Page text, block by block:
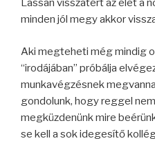
Lassan visszatért az élet a
minden jól megy akkor
Aki megteheti még mindig
“irodájában” próbálja
munkavégzésnek
gondolunk, hogy reggel
megküzdenünk mire
se kell a sok idegesítő